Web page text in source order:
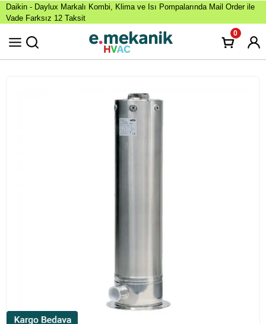
Daikin - Daylux Markalı Kombi, Klima ve Isı Pompalarında Mail Order ile
Vade Farksız 12 Taksit
0